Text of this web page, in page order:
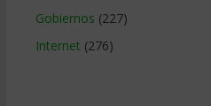
Gobiernos (227)
Internet (276)